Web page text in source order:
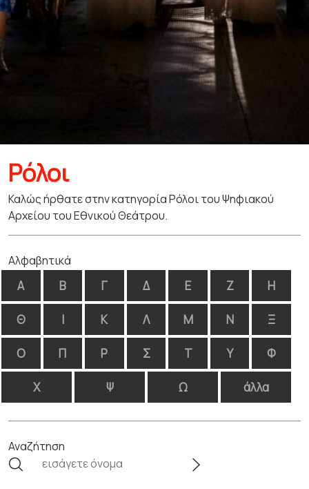
Ρόλοι
Καλώς ήρθατε στην κατηγορία Ρόλοι του Ψηφιακού
Αρχείου του Εθνικού Θεάτρου.
Αλφαβητικά
Α Β Γ Δ Ε Ζ Η
Θ Ι Κ Λ Μ Ν Ξ
Ο Π Ρ Σ Τ Υ Φ
Χ Ψ Ω άλλα
Αναζήτηση